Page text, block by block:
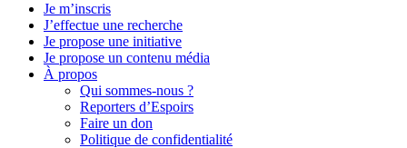
Je m’inscris
J’effectue une recherche
Je propose une initiative
Je propose un contenu média
À propos
Qui sommes-nous ?
Reporters d’Espoirs
Faire un don
Politique de confidentialité